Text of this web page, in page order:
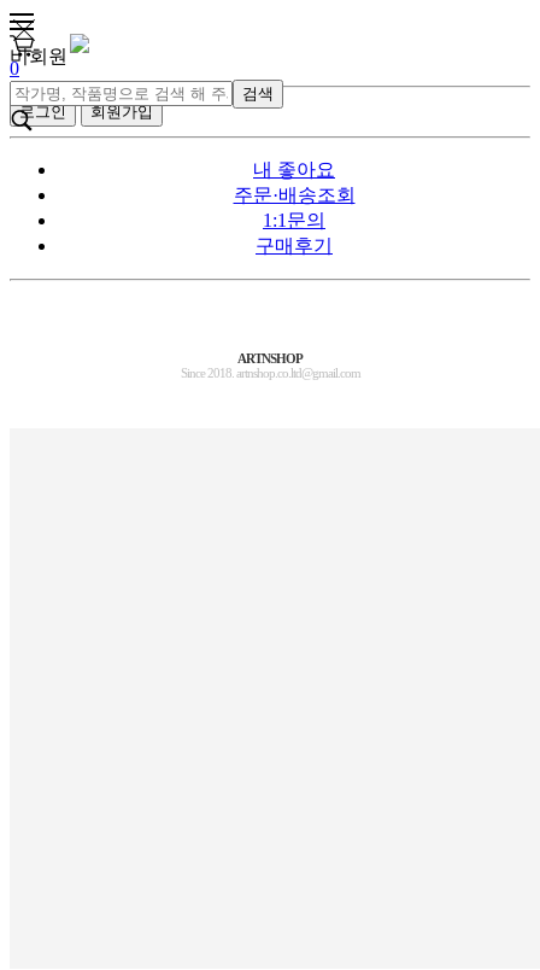
0
검색
비회원
로그인 회원가입
내 좋아요
주문·배송조회
1:1문의
구매후기
ARTNSHOP
Since 2018. artnshop.co.ltd@gmail.com